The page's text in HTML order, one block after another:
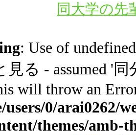
同大学の先
: Use of
見る - assumed '
will throw an
users/0/arai0262/
themes/amb-